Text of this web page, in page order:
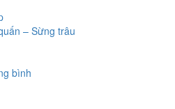
– Sừng trâu
bình